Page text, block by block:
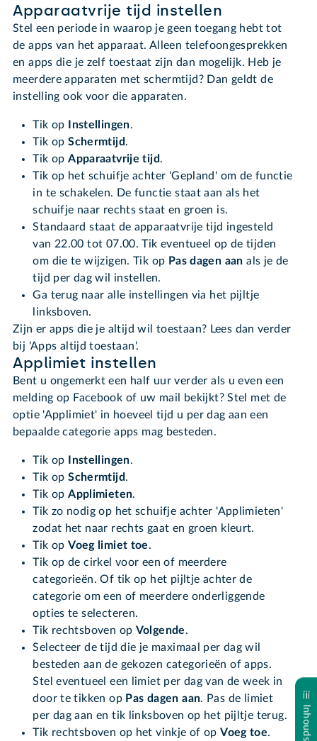
Apparaatvrije tijd instellen
Stel een periode in waarop je geen toegang hebt tot
de apps van het apparaat. Alleen telefoongesprekken
en apps die je zelf toestaat zijn dan mogelijk. Heb je
meerdere apparaten met schermtijd? Dan geldt de
instelling ook voor die apparaten.
Tik op Instellingen.
Tik opSchermtijd.
Tik opApparaatvrije tijd.
Tik op het schuifje achter 'Gepland' om de functie
in te schakelen. De functie staat aan als het
schuifje naar rechts staat en groen is.
Standaard staat de apparaatvrije tijd ingesteld
van 22.00 tot 07.00. Tik eventueel op de tijden
om die te wijzigen. Tik op Pas dagen aan als je de
tijd per dag wil instellen.
Ga terug naar alle instellingen via het pijltje
linksboven.
Zijn er apps die je altijd wil toestaan? Lees dan verder
bij 'Apps altijd toestaan'.
Applimiet instellen
Bent u ongemerkt een half uur verder als u even een
melding op Facebook of uw mail bekijkt? Stel met de
optie 'Applimiet' in hoeveel tijd u per dag aan een
bepaalde categorie apps mag besteden.
Tik op Instellingen.
Tik opSchermtijd.
Tik opApplimieten.
Tik zo nodig op het schuifje achter 'Applimieten'
zodat het naar rechts gaat en groen kleurt.
Tik opVoeg limiet toe.
Tik op de cirkel voor een of meerdere
categorieën. Of tik op het pijltje achter de
categorie om een of meerdere onderliggende
opties te selecteren.
Tik rechtsboven op Volgende.
Selecteer de tijd die je maximaal per dag wil
besteden aan de gekozen categorieën of apps.
Stel eventueel een limiet per dag van de week in
door te tikken op Pas dagen aan. Pas de limiet
per dag aan en tik linksboven op het pijltje terug.
Tik rechtsboven op het vinkje of opVoeg toe.